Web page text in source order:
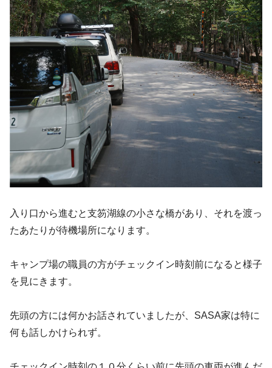
入り口から進むと支笏湖線の小さな橋があり、それを渡っ
たあたりが待機場所になります。
キャンプ場の職員の方がチェックイン時刻前になると様子
を見にきます。
先頭の方には何かお話されていましたが、SASA家は特に
何も話しかけられず。